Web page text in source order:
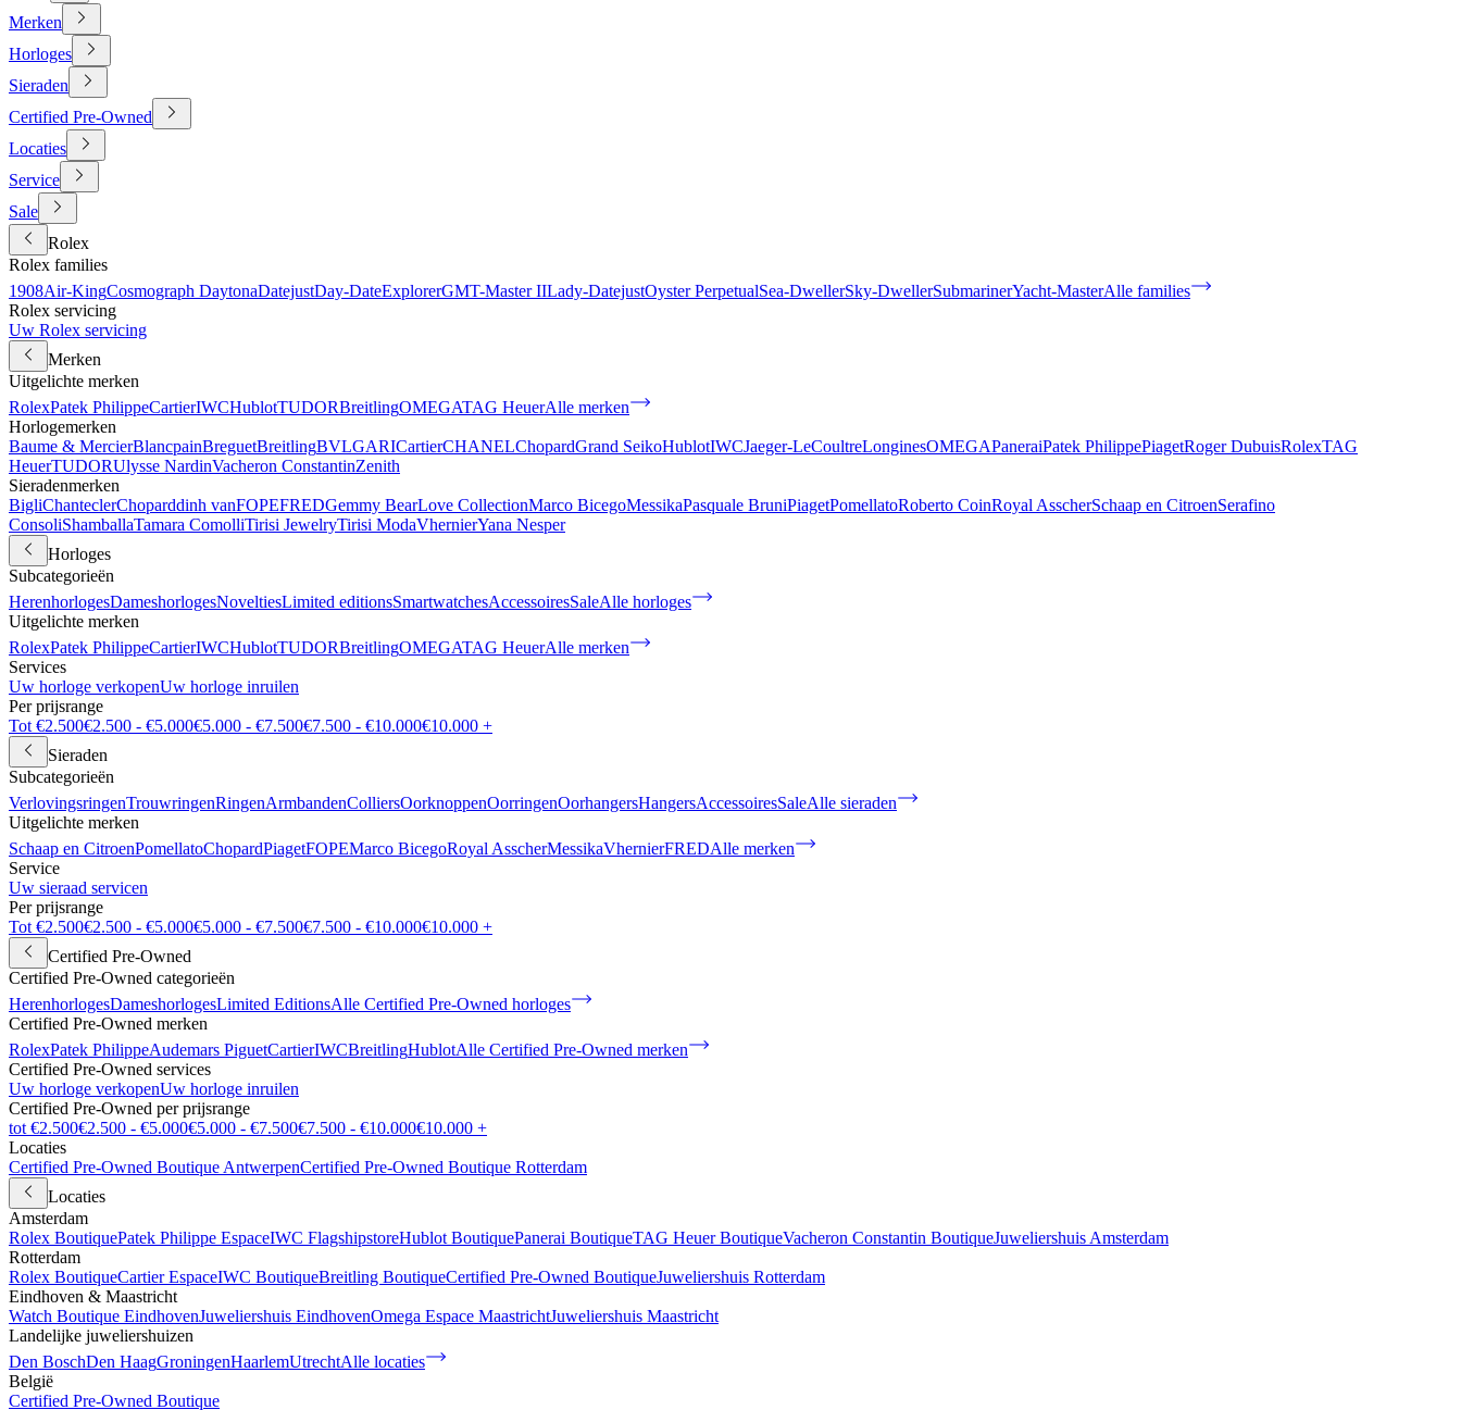
Merken
Horloges
Sieraden
Certified Pre-Owned
Locaties
Service
Sale
Rolex
Rolex families
1908Air-KingCosmograph DaytonaDatejustDay-DateExplorerGMT-Master IILady-DatejustOyster PerpetualSea-DwellerSky-DwellerSubmarinerYacht-MasterAlle families
Rolex servicing
Uw Rolex servicing
Merken
Uitgelichte merken
RolexPatek PhilippeCartierIWCHublotTUDORBreitlingOMEGATAG HeuerAlle merken
Horlogemerken
Baume & MercierBlancpainBreguetBreitlingBVLGARICartierCHANELChopardGrand SeikoHublotIWCJaeger-LeCoultreLonginesOMEGAPaneraiPatek PhilippePiagetRoger DubuisRolexTAG
HeuerTUDORUlysse NardinVacheron ConstantinZenith
Sieradenmerken
BigliChanteclerChoparddinh vanFOPEFREDGemmy BearLove CollectionMarco BicegoMessikaPasquale BruniPiagetPomellatoRoberto CoinRoyal AsscherSchaap en CitroenSerafino
ConsoliShamballaTamara ComolliTirisi JewelryTirisi ModaVhernierYana Nesper
Horloges
Subcategorieën
HerenhorlogesDameshorlogesNoveltiesLimited editionsSmartwatchesAccessoiresSaleAlle horloges
Uitgelichte merken
RolexPatek PhilippeCartierIWCHublotTUDORBreitlingOMEGATAG HeuerAlle merken
Services
Uw horloge verkopenUw horloge inruilen
Per prijsrange
Tot €2.500€2.500 - €5.000€5.000 - €7.500€7.500 - €10.000€10.000 +
Sieraden
Subcategorieën
VerlovingsringenTrouwringenRingenArmbandenColliersOorknoppenOorringenOorhangersHangersAccessoiresSaleAlle sieraden
Uitgelichte merken
Schaap en CitroenPomellatoChopardPiagetFOPEMarco BicegoRoyal AsscherMessikaVhernierFREDAlle merken
Service
Uw sieraad servicen
Per prijsrange
Tot €2.500€2.500 - €5.000€5.000 - €7.500€7.500 - €10.000€10.000 +
Certified Pre-Owned
Certified Pre-Owned categorieën
HerenhorlogesDameshorlogesLimited EditionsAlle Certified Pre-Owned horloges
Certified Pre-Owned merken
RolexPatek PhilippeAudemars PiguetCartierIWCBreitlingHublotAlle Certified Pre-Owned merken
Certified Pre-Owned services
Uw horloge verkopenUw horloge inruilen
Certified Pre-Owned per prijsrange
tot €2.500€2.500 - €5.000€5.000 - €7.500€7.500 - €10.000€10.000 +
Locaties
Certified Pre-Owned Boutique AntwerpenCertified Pre-Owned Boutique Rotterdam
Locaties
Amsterdam
Rolex BoutiquePatek Philippe EspaceIWC FlagshipstoreHublot BoutiquePanerai BoutiqueTAG Heuer BoutiqueVacheron Constantin BoutiqueJuweliershuis Amsterdam
Rotterdam
Rolex BoutiqueCartier EspaceIWC BoutiqueBreitling BoutiqueCertified Pre-Owned BoutiqueJuweliershuis Rotterdam
Eindhoven & Maastricht
Watch Boutique EindhovenJuweliershuis EindhovenOmega Espace MaastrichtJuweliershuis Maastricht
Landelijke juweliershuizen
Den BoschDen HaagGroningenHaarlemUtrechtAlle locaties
België
Certified Pre-Owned Boutique